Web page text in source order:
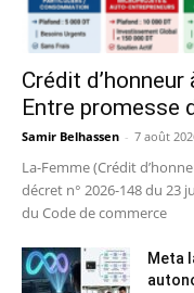
Crédit
Entre promesse
Samir Belhassen - 7 août
La-Femme (Crédit
décret n° 2026-148 du 23
du Code de commerce
Meta